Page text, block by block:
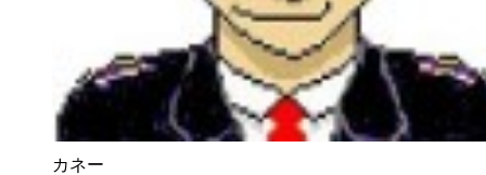
カネー